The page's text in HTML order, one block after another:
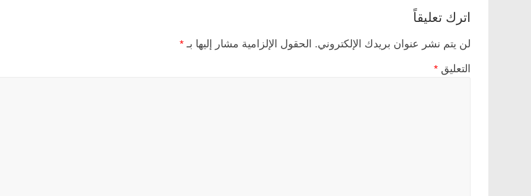
اترك تعليقاً
لن يتم نشر عنوان بريدك الإلكتروني. الحقول الإلزامية مشار إليها بـ *
التعليق *